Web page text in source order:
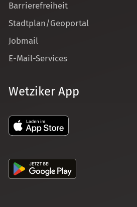
Barrierefreiheit
Stadtplan/Geoportal
Jobmail
E-Mail-Services
Wetziker App